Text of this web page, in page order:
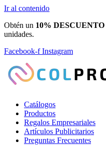
Ir al contenido
Obtén un 10% DESCUENTO
unidades.
Facebook-f Instagram
Catálogos
Productos
Regalos Empresariales
Artículos Publicitarios
Preguntas Frecuentes